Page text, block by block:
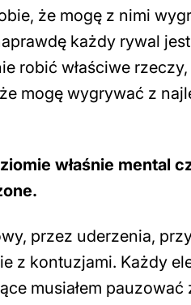
że mogę z nimi
każdy rywal
robić właściwe
mogę wygrywać z
właśnie mental
przez uderzenia,
z kontuzjami. Każdy
musiałem